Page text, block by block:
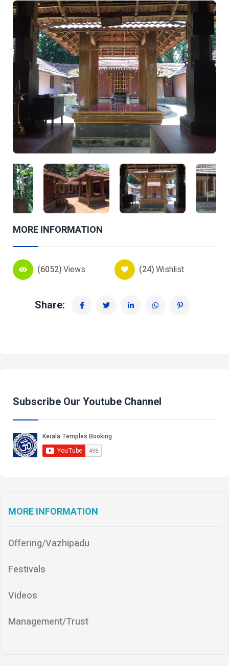
MORE INFORMATION
(6052)Views (24)Wishlist
Share:
Subscribe Our Youtube Channel
MORE INFORMATION
Offering/Vazhipadu
Festivals
Videos
Management/Trust